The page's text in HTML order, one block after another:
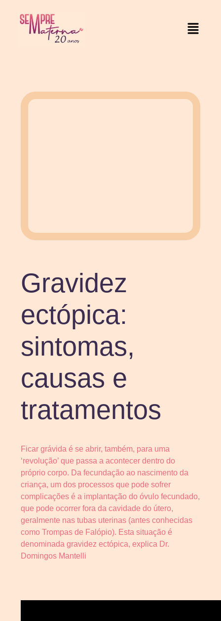
Gravidez
ectópica:
sintomas,
causas e
tratamentos
Ficar grávida é se abrir, também, para uma
‘revolução’ que passa a acontecer dentro do
próprio corpo. Da fecundação ao nascimento da
criança, um dos processos que pode sofrer
complicações é a implantação do óvulo fecundado,
que pode ocorrer fora da cavidade do útero,
geralmente nas tubas uterinas (antes conhecidas
como Trompas de Falópio). Esta situação é
denominada gravidez ectópica, explica Dr.
Domingos Mantelli